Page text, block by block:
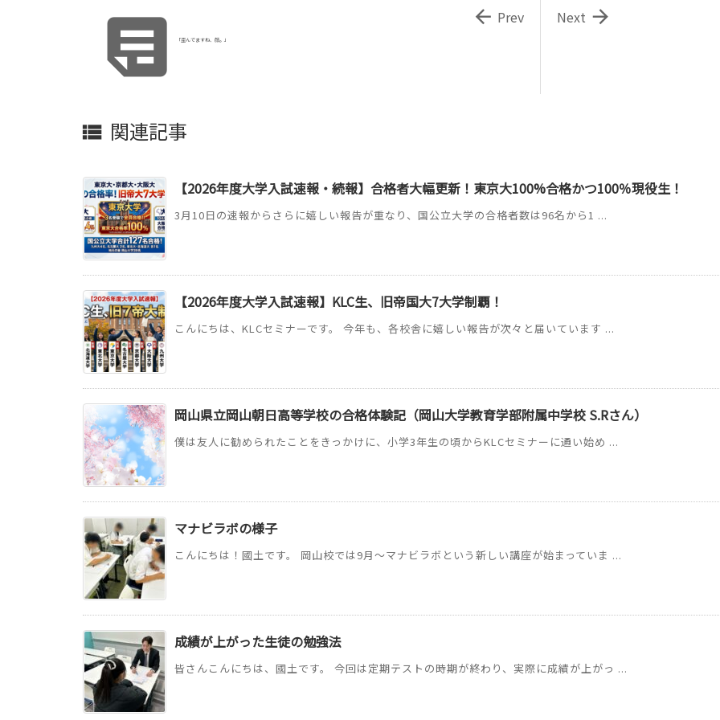

Next
 「歪んでますね、顔。」
 Prev
 関連記事
【2026年度大学入試速報・続報】合格者大幅更新！東京大100%合格かつ100％現役生！
3月10日の速報からさらに嬉しい報告が重なり、国公立大学の合格者数は96名から1 ...
【2026年度大学入試速報】KLC生、旧帝国大7大学制覇！
こんにちは、KLCセミナーです。 今年も、各校舎に嬉しい報告が次々と届いています ...
岡山県立岡山朝日高等学校の合格体験記（岡山大学教育学部附属中学校 S.Rさん）
僕は友人に勧められたことをきっかけに、小学3年生の頃からKLCセミナーに通い始め ...
マナビラボの様子
こんにちは！國土です。 岡山校では9月～マナビラボという新しい講座が始まっていま ...
成績が上がった生徒の勉強法
皆さんこんにちは、國土です。 今回は定期テストの時期が終わり、実際に成績が上がっ ...